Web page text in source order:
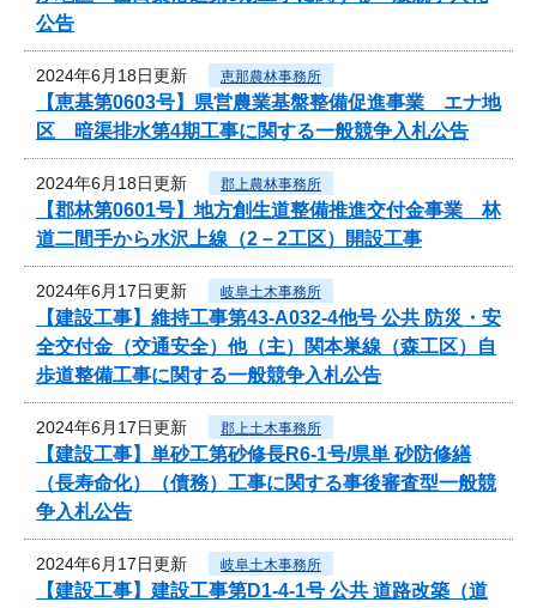
公告
2024年6月18日更新 恵那農林事務所
【恵基第0603号】県営農業基盤整備促進事業 エナ地
区 暗渠排水第4期工事に関する一般競争入札公告
2024年6月18日更新 郡上農林事務所
【郡林第0601号】地方創生道整備推進交付金事業 林
道二間手から水沢上線（2－2工区）開設工事
2024年6月17日更新 岐阜土木事務所
【建設工事】維持工事第43-A032-4他号 公共 防災・安
全交付金（交通安全）他（主）関本巣線（森工区）自
歩道整備工事に関する一般競争入札公告
2024年6月17日更新 郡上土木事務所
【建設工事】単砂工第砂修長R6-1号/県単 砂防修繕
（長寿命化）（債務）工事に関する事後審査型一般競
争入札公告
2024年6月17日更新 岐阜土木事務所
【建設工事】建設工事第D1-4-1号 公共 道路改築（道